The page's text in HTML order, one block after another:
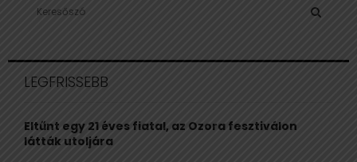
h
o
r
LEGFRISSEBB
Eltűnt egy 21 éves fiatal, az Ozora fesztiválon
látták utoljára